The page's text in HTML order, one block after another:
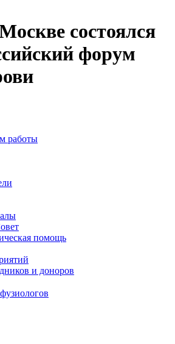
состоялся
форум
работы
помощь
и доноров